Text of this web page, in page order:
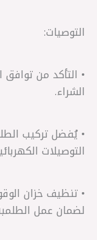
التوصيات:
• التأكد من
الشراء.
• يُفضل تركيب
التوصيلات
• تنظيف خزان
لضمان عمل